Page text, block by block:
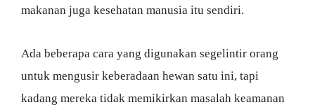
makanan juga kesehatan manusia itu sendiri.
Ada beberapa cara yang digunakan segelintir orang
untuk mengusir keberadaan hewan satu ini, tapi
kadang mereka tidak memikirkan masalah keamanan